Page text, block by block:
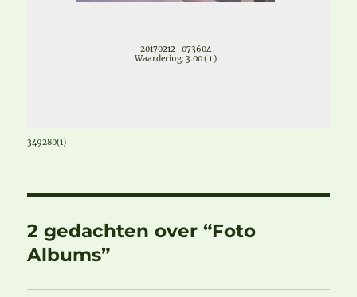
20170212_073604
Waardering: 3.00 ( 1 )
349280(1)
2 gedachten over “Foto
Albums”